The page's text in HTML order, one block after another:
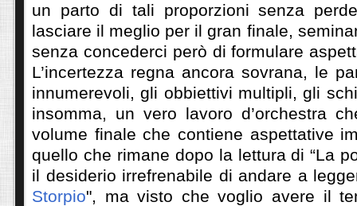
un parto di tali proporzioni senza
lasciare il meglio per il gran finale,
senza concederci però di formulare
L’incertezza regna ancora sovrana, le
innumerevoli, gli obbiettivi multipli, gli
insomma, un vero lavoro d’orchestra
volume finale che contiene aspettative
quello che rimane dopo la lettura di “La
il desiderio irrefrenabile di andare a
Storpio", ma visto che voglio avere il